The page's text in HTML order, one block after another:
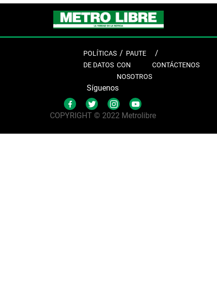
POLÍTICAS
DE DATOS
PAUTE
CON
NOSOTROS
CONTÁCTENOS
Síguenos
COPYRIGHT © 2022 Metrolibre